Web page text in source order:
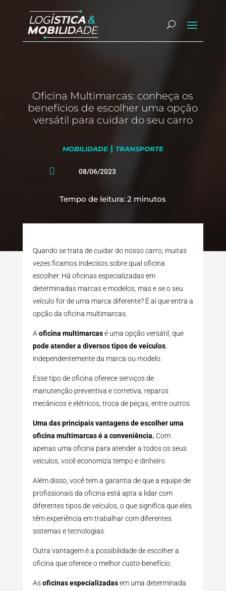
Oficina Multimarcas: conheça os
benefícios de escolher uma opção
versátil para cuidar do seu carro
MOBILIDADE| TRANSPORTE
 08/06/2023
Tempo de leitura: 2 minutos
Quando se trata de cuidar do nosso carro, muitas
vezes ficamos indecisos sobre qual oficina
escolher. Há oficinas especializadas em
determinadas marcas e modelos, mas e se o seu
veículo for de uma marca diferente? É aí que entra a
opção da oficina multimarcas.
Aoficina multimarcasé uma opção versátil, que
pode atender a diversos tipos de veículos,
independentemente da marca ou modelo.
Esse tipo de oficina oferece serviços de
manutenção preventiva e corretiva, reparos
mecânicos e elétricos, troca de peças, entre outros.
Uma das principais vantagens de escolher uma
oficina multimarcas é a conveniência. Com
apenas uma oficina para atender a todos os seus
veículos, você economiza tempo e dinheiro.
Além disso, você tem a garantia de que a equipe de
profissionais da oficina está apta a lidar com
diferentes tipos de veículos, o que significa que eles
têm experiência em trabalhar com diferentes
sistemas e tecnologias.
Outra vantagem é a possibilidade de escolher a
oficina que oferece o melhor custo-benefício.
Asoficinas especializadasem uma determinada